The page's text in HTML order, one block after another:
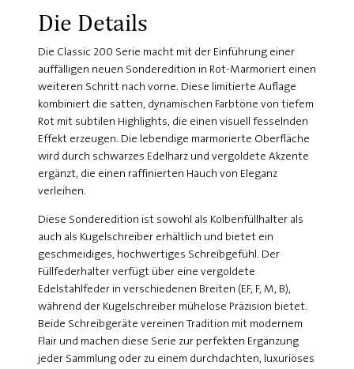
Die Details
Die Classic 200 Serie macht mit der Einführung einer
auffälligen neuen Sonderedition in Rot-Marmoriert einen
weiteren Schritt nach vorne. Diese limitierte Auflage
kombiniert die satten, dynamischen Farbtöne von tiefem
Rot mit subtilen Highlights, die einen visuell fesselnden
Effekt erzeugen. Die lebendige marmorierte Oberfläche
wird durch schwarzes Edelharz und vergoldete Akzente
ergänzt, die einen raffinierten Hauch von Eleganz
verleihen.
Diese Sonderedition ist sowohl als Kolbenfüllhalter als
auch als Kugelschreiber erhältlich und bietet ein
geschmeidiges, hochwertiges Schreibgefühl. Der
Füllfederhalter verfügt über eine vergoldete
Edelstahlfeder in verschiedenen Breiten (EF, F, M, B),
während der Kugelschreiber mühelose Präzision bietet.
Beide Schreibgeräte vereinen Tradition mit modernem
Flair und machen diese Serie zur perfekten Ergänzung
jeder Sammlung oder zu einem durchdachten, luxuriöses